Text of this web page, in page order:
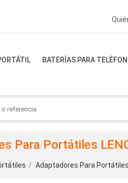
BATERÍAS PARA
Para Portátiles
Adaptadores Para Portátiles